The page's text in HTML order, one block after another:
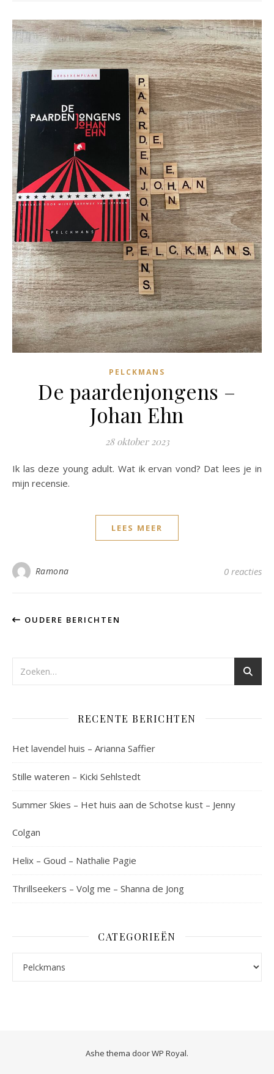
PELCKMANS
De paardenjongens –
Johan Ehn
28 oktober 2023
Ik las deze young adult. Wat ik ervan vond? Dat lees je in
mijn recensie.
LEES MEER
Ramona 0 reacties
OUDERE BERICHTEN
RECENTE BERICHTEN
Het lavendel huis – Arianna Saffier
Stille wateren – Kicki Sehlstedt
Summer Skies – Het huis aan de Schotse kust – Jenny
Colgan
Helix – Goud – Nathalie Pagie
Thrillseekers – Volg me – Shanna de Jong
CATEGORIEËN
Ashe thema doorWP Royal.